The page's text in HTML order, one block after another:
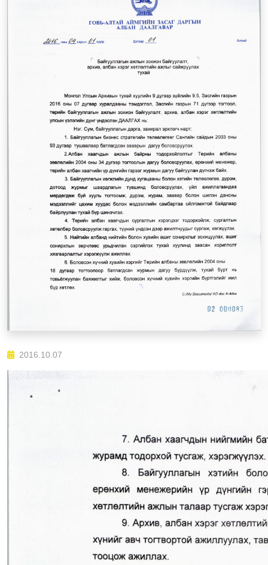
2016.10.07